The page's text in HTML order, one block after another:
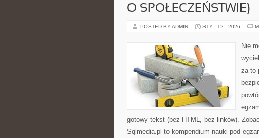
O SPOŁECZEŃSTWIE)
POSTED BY ADMIN STY - 12 - 2026
Nie
za to
gotowy tekst (bez HTML, bez linków).
Sqlmedia.pl to kompendium nauki pod